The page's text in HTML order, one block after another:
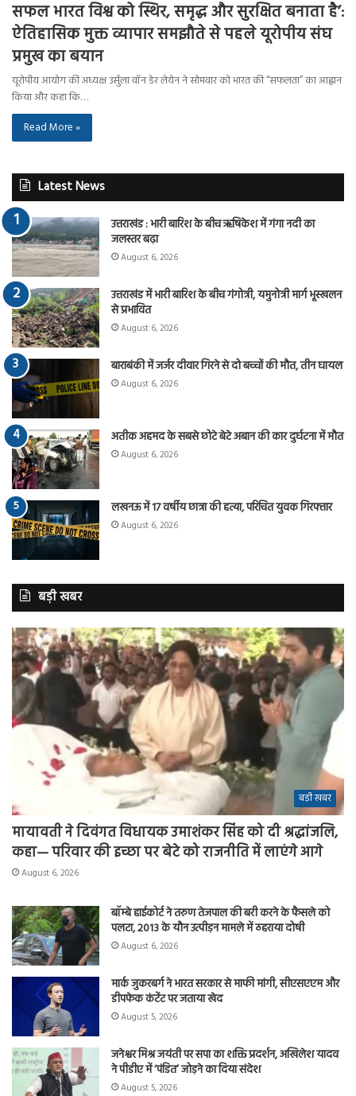
सफल भारत विश्व को स्थिर, समृद्ध और सुरक्षित बनाता है’:
ऐतिहासिक मुक्त व्यापार समझौते से पहले यूरोपीय संघ
प्रमुख का बयान
यूरोपीय आयोग की अध्यक्ष उर्सुला वॉन डेर लेयेन ने सोमवार को भारत की “सफलता” का आह्वान
किया और कहा कि…
Read More »
Latest News
उत्तराखंड : भारी बारिश के बीच ऋषिकेश में गंगा नदी का
जलस्तर बढ़ा
August 6, 2026
उत्तराखंड में भारी बारिश के बीच गंगोत्री, यमुनोत्री मार्ग भूस्खलन
से प्रभावित
August 6, 2026
बाराबंकी में जर्जर दीवार गिरने से दो बच्चों की मौत, तीन घायल
August 6, 2026
अतीक अहमद के सबसे छोटे बेटे अबान की कार दुर्घटना में मौत
August 6, 2026
लखनऊ में 17 वर्षीय छात्रा की हत्या, परिचित युवक गिरफ्तार
August 6, 2026
बड़ी खबर
बड़ी खबर
मायावती ने दिवंगत विधायक उमाशंकर सिंह को दी श्रद्धांजलि,
कहा— परिवार की इच्छा पर बेटे को राजनीति में लाएंगे आगे
August 6, 2026
बॉम्बे हाईकोर्ट ने तरुण तेजपाल की बरी करने के फैसले को
पलटा, 2013 के यौन उत्पीड़न मामले में ठहराया दोषी
August 6, 2026
मार्क जुकरबर्ग ने भारत सरकार से माफी मांगी, सीएसएएम और
डीपफेक कंटेंट पर जताया खेद
August 5, 2026
जनेश्वर मिश्र जयंती पर सपा का शक्ति प्रदर्शन, अखिलेश यादव
ने पीडीए में ‘पंडित’ जोड़ने का दिया संदेश
August 5, 2026